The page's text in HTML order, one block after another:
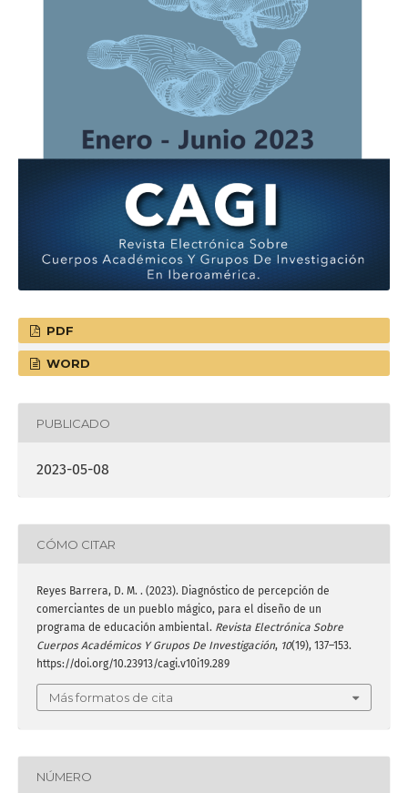
PDF
WORD
PUBLICADO
2023-05-08
CÓMO CITAR
Reyes Barrera, D. M. . (2023). Diagnóstico de percepción de
comerciantes de un pueblo mágico, para el diseño de un
programa de educación ambiental. Revista Electrónica Sobre
Cuerpos Académicos Y Grupos De Investigación, 10(19), 137–153.
https://doi.org/10.23913/cagi.v10i19.289
Más formatos de cita
NÚMERO